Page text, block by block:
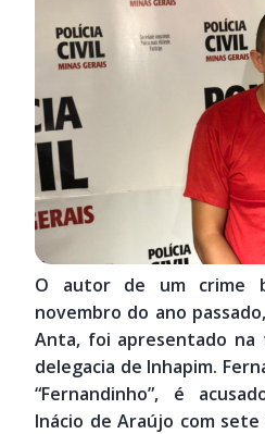
O autor de um crime
novembro do ano
Anta, foi apresentado na
delegacia de Inhapim.
“Fernandinho”, é
Inácio de Araújo com sete